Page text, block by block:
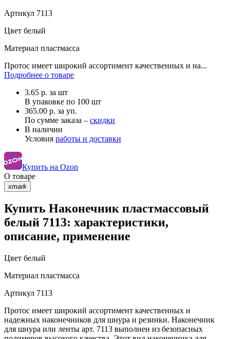
Артикул 7113
Цвет белый
Материал пластмасса
Протос имеет широкий ассортимент качественных и на...
Подробнее о товаре
3.65 р. за шт
В упаковке по 100 шт
365.00 р. за уп.
По сумме заказа – скидки
В наличии
Условия работы и доставки
Купить на Ozon
О товаре
xmark
Купить Наконечник пластмассовый
белый 7113: характеристики,
описание, применение
Цвет белый
Материал пластмасса
Артикул 7113
Протос имеет широкий ассортимент качественных и
надежных наконечников для шнура и резинки. Наконечник
для шнура или ленты арт. 7113 выполнен из безопасных